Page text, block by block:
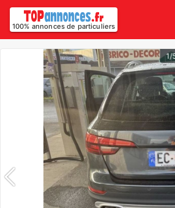
100% annonces de particuliers
1/